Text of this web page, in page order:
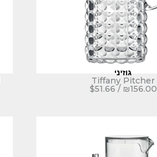
גוזיני
Tiffany Pitcher
₪156.00
/
$51.66